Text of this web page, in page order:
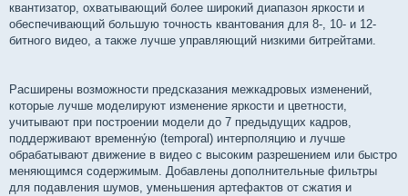
квантизатор, охватывающий более широкий диапазон яркости и
обеспечивающий большую точность квантования для 8-, 10- и 12-
битного видео, а также лучше управляющий низкими битрейтами.
Расширены возможности предсказания межкадровых изменений,
которые лучше моделируют изменение яркости и цветности,
учитывают при построении модели до 7 предыдущих кадров,
поддерживают временну́ю (temporal) интерполяцию и лучше
обрабатывают движение в видео с высоким разрешением или быстро
меняющимся содержимым. Добавлены дополнительные фильтры
для подавления шумов, уменьшения артефактов от сжатия и